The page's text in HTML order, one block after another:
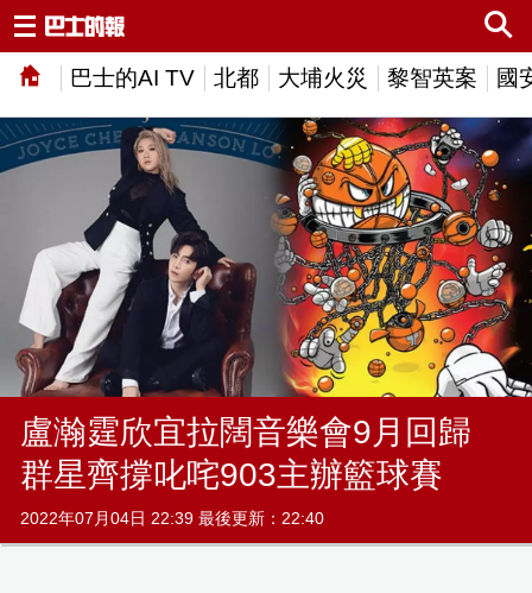
巴士的AI TV 北都 大埔火災 黎智英案 國
盧瀚霆欣宜拉闊音樂會9月回歸
群星齊撐叱咤903主辦籃球賽
2022年07月04日 22:39 最後更新：22:40